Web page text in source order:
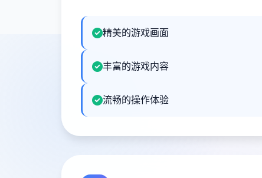
精美的游戏画面
丰富的游戏内容
流畅的操作体验